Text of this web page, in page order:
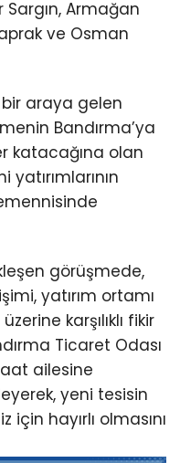
Armağan
ve Osman
araya gelen
Bandırma’ya
katacağına olan
görüşmede,
yatırım ortamı
karşılıklı fikir
Ticaret Odası
ailesine
yeni tesisin
hayırlı olmasını